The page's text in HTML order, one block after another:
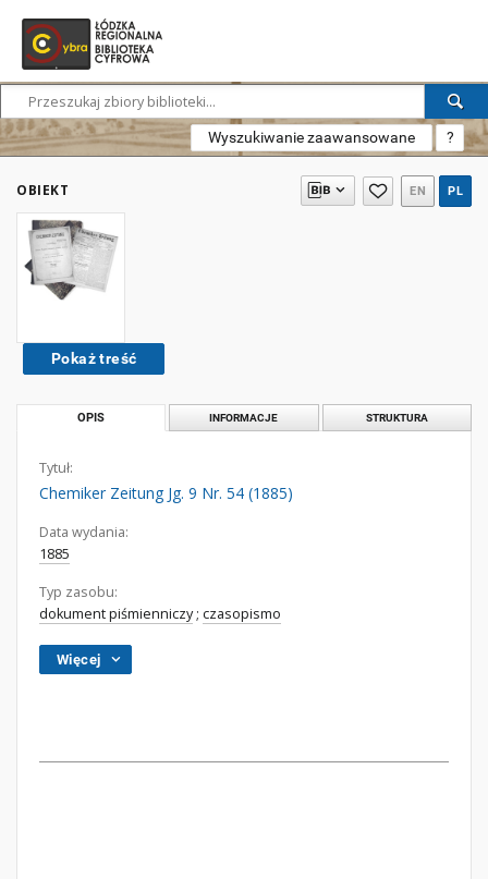
Wyszukiwanie zaawansowane ?
OBIEKT EN PL
Pokaż treść
OPIS INFORMACJE STRUKTURA
Tytuł:
Chemiker Zeitung Jg. 9 Nr. 54 (1885)
Data wydania:
1885
Typ zasobu:
dokument piśmienniczy; czasopismo
Więcej